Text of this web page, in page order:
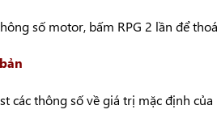
số motor, bấm RPG 2 lần để
các thông số về giá trị mặc định của